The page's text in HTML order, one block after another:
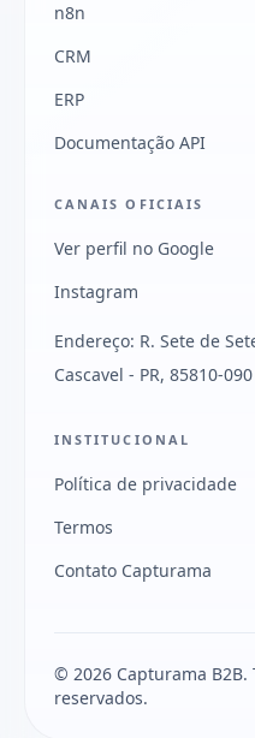
n8n
CRM
ERP
Documentação API
CANAIS OFICIAIS
Ver perfil no Google
Instagram
Endereço: R. Sete de
Cascavel - PR, 85810-090
INSTITUCIONAL
Política de privacidade
Termos
Contato Capturama
© 2026 Capturama B2B.
reservados.